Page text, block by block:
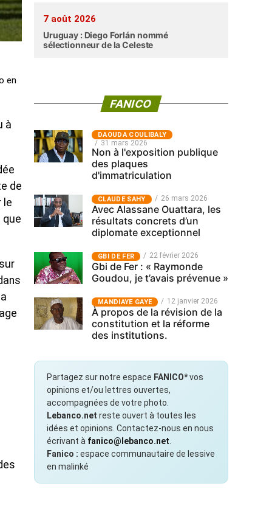
en
à
de
le
que
7 août 2026
Uruguay : Diego Forlán nommé
sélectionneur de la Celeste
FANICO
‎DAOUDA COULIBALY
31 mars 2026
Non à l'exposition publique
des plaques
d'immatriculation
CLAUDE SAHY 26 mars 2026
Avec Alassane Ouattara, les
résultats concrets d’un
diplomate exceptionnel
GBI DE FER 22 février 2026
Gbi de Fer : « Raymonde
Goudou, je t’avais prévenue »
MANDIAYE GAYE 12 janvier 2026
À propos de la révision de la
constitution et la réforme
des institutions.
Partagez sur notre espace FANICO*vos
opinions et/ou lettres ouvertes,
accompagnées de votre photo.
Lebanco.net reste ouvert à toutes les
idées et opinions. Contactez-nous en nous
écrivant à fanico@lebanco.net
Fanico : espace communautaire de lessive
en malinké